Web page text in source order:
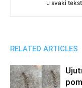
u svaki
RELATED ARTICLES